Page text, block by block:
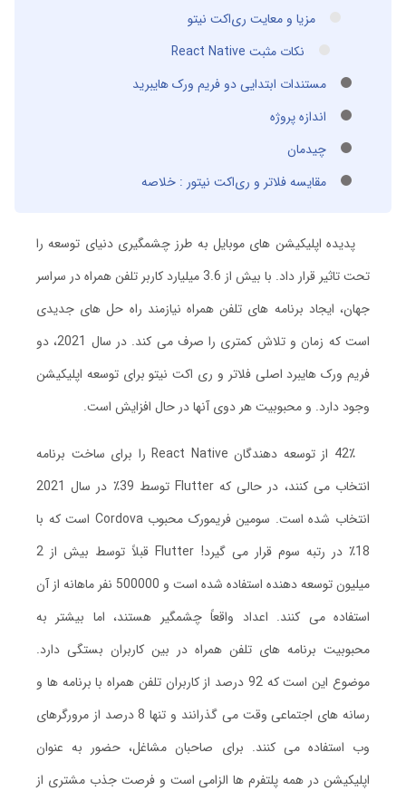
مزیا و معایت ری‌اکت نیتو
نکات مثبت React Native
مستندات ابتدایی دو فریم ورک هایبرید
اندازه پروژه
چیدمان
مقایسه فلاتر و ری‌اکت نیتور : خلاصه
پدیده اپلیکیشن های موبایل به طرز چشمگیری دنیای توسعه را
تحت تاثیر قرار داد. با بیش از 3.6 میلیارد کاربر تلفن همراه در سراسر
جهان، ایجاد برنامه های تلفن همراه نیازمند راه حل های جدیدی
است که زمان و تلاش کمتری را صرف می کند. در سال 2021، دو
فریم ورک هایبرد اصلی فلاتر و ری اکت نیتو برای توسعه اپلیکیشن
وجود دارد. و محبوبیت هر دوی آنها در حال افزایش است.
42٪ از توسعه دهندگان React Native را برای ساخت برنامه
انتخاب می کنند، در حالی که Flutter توسط 39٪ در سال 2021
انتخاب شده است. سومین فریمورک محبوب Cordova است که با
18٪ در رتبه سوم قرار می گیرد! Flutter قبلاً توسط بیش از 2
میلیون توسعه دهنده استفاده شده است و 500000 نفر ماهانه از آن
استفاده می کنند. اعداد واقعاً چشمگیر هستند، اما بیشتر به
محبوبیت برنامه های تلفن همراه در بین کاربران بستگی دارد.
موضوع این است که 92 درصد از کاربران تلفن همراه با برنامه ها و
رسانه های اجتماعی وقت می گذرانند و تنها 8 درصد از مرورگرهای
وب استفاده می کنند. برای صاحبان مشاغل، حضور به عنوان
اپلیکیشن در همه پلتفرم ها الزامی است و فرصت جذب مشتری از